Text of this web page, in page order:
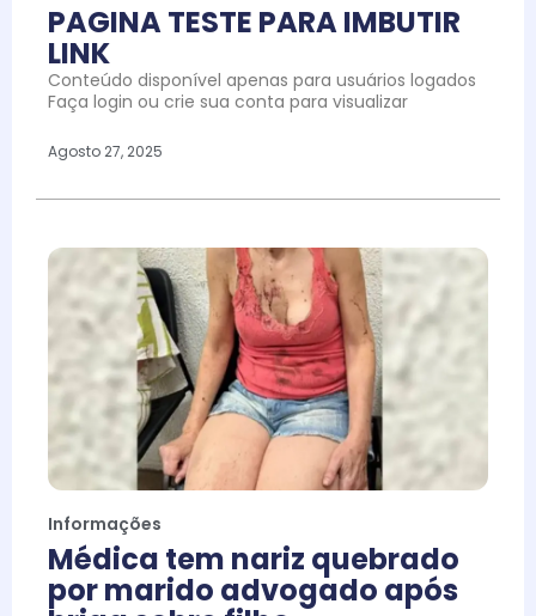
PAGINA TESTE PARA IMBUTIR
LINK
Conteúdo disponível apenas para usuários logados
Faça login ou crie sua conta para visualizar
Agosto 27, 2025
Informações
Médica tem nariz quebrado
por marido advogado após